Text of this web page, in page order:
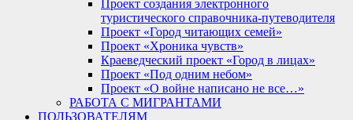
Проект создания электронного
туристического справочника-путеводителя
Проект «Город читающих семей»
Проект «Хроника чувств»
Краеведческий проект «Город в лицах»
Проект «Под одним небом»
Проект «О войне написано не все…»
РАБОТА С МИГРАНТАМИ
ПОЛЬЗОВАТЕЛЯМ